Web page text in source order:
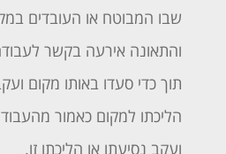
שבו המבוטח או העובדים
והתאונה אירעה בקשר
תוך כדי סעדו באותו מקום
הליכתו למקום כאמור
ועקב נסיעתו או הליכתו זו.